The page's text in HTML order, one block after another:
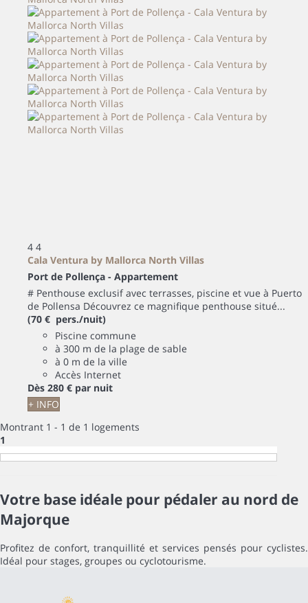
4 4
Cala Ventura by Mallorca North Villas
Port de Pollença - Appartement
# Penthouse exclusif avec terrasses, piscine et vue à Puerto
de Pollensa Découvrez ce magnifique penthouse situé...
(70 € pers./nuit)
Piscine commune
à 300 m de la plage de sable
à 0 m de la ville
Accès Internet
Dès 280 € par nuit
+ INFO
Montrant 1 - 1 de 1 logements
1
Votre base idéale pour pédaler au nord de
Majorque
Profitez de confort, tranquillité et services pensés pour cyclistes.
Idéal pour stages, groupes ou cyclotourisme.